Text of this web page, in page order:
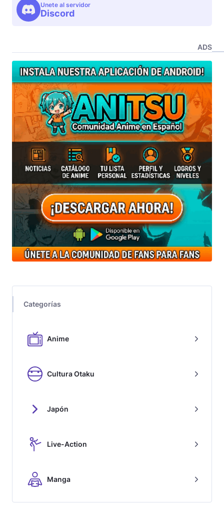
Unete al servidor
Discord
ADS
Categorías
Anime
Cultura Otaku
Japón
Live-Action
Manga